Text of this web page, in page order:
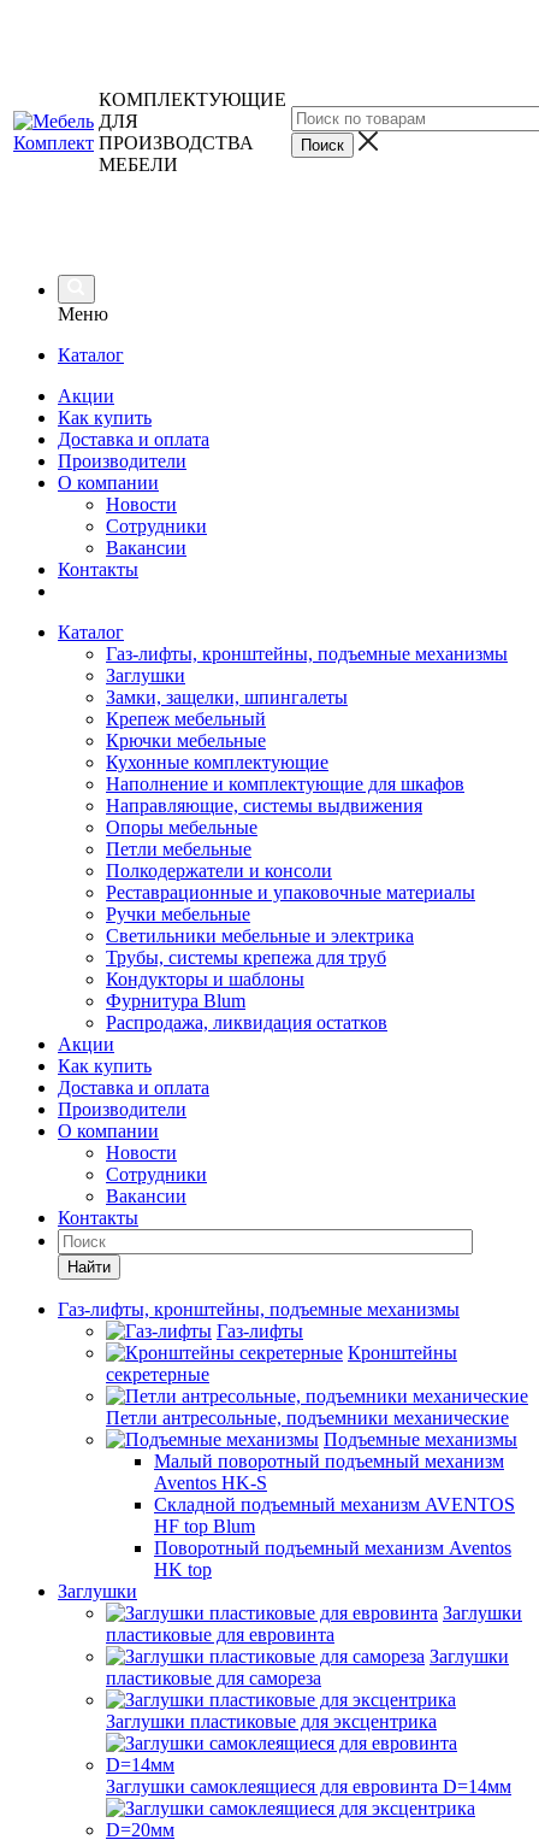
КОМПЛЕКТУЮЩИЕ
ДЛЯ
ПРОИЗВОДСТВА
МЕБЕЛИ
Меню
Каталог
Акции
Как купить
Доставка и оплата
Производители
О компании
Новости
Сотрудники
Вакансии
Контакты
Каталог
Газ-лифты, кронштейны, подъемные механизмы
Заглушки
Замки, защелки, шпингалеты
Крепеж мебельный
Крючки мебельные
Кухонные комплектующие
Наполнение и комплектующие для шкафов
Направляющие, системы выдвижения
Опоры мебельные
Петли мебельные
Полкодержатели и консоли
Реставрационные и упаковочные материалы
Ручки мебельные
Светильники мебельные и электрика
Трубы, системы крепежа для труб
Кондукторы и шаблоны
Фурнитура Blum
Распродажа, ликвидация остатков
Акции
Как купить
Доставка и оплата
Производители
О компании
Новости
Сотрудники
Вакансии
Контакты
Найти
Газ-лифты, кронштейны, подъемные механизмы
Газ-лифты
Кронштейны
секретерные
Петли антресольные, подъемники механические
Подъемные механизмы
Малый поворотный подъемный механизм
Aventos HK-S
Складной подъемный механизм AVENTOS
HF top Blum
Поворотный подъемный механизм Aventos
HK top
Заглушки
Заглушки
пластиковые для евровинта
Заглушки
пластиковые для самореза
Заглушки пластиковые для эксцентрика
Заглушки самоклеящиеся для евровинта D=14мм